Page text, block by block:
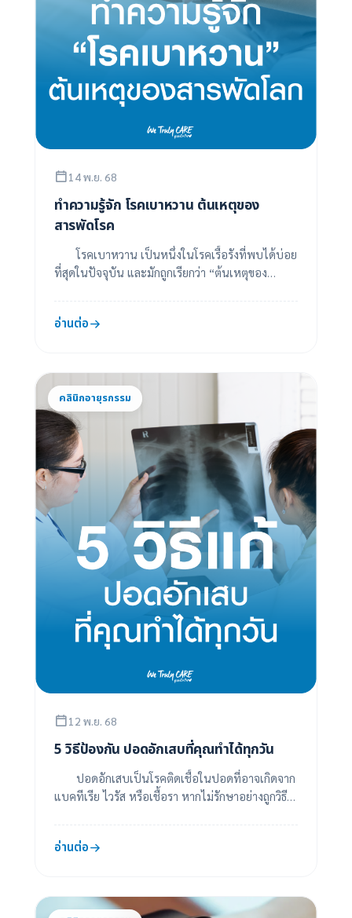
14 พ.ย. 68
ทำความรู้จัก โรคเบาหวาน ต้นเหตุของ
สารพัดโรค
โรคเบาหวาน เป็นหนึ่งในโรคเรื้อรังที่พบได้บ่อย
ที่สุดในปัจจุบัน และมักถูกเรียกว่า “ต้นเหตุของ
อ่านต่อ
คลินิกอายุรกรรม
12 พ.ย. 68
5 วิธีป้องกัน ปอดอักเสบที่คุณทำได้ทุกวัน
ปอดอักเสบเป็นโรคติดเชื้อในปอดที่อาจเกิดจาก
แบคทีเรีย ไวรัส หรือเชื้อรา หากไม่รักษาอย่างถูกวิธี
อ่านต่อ